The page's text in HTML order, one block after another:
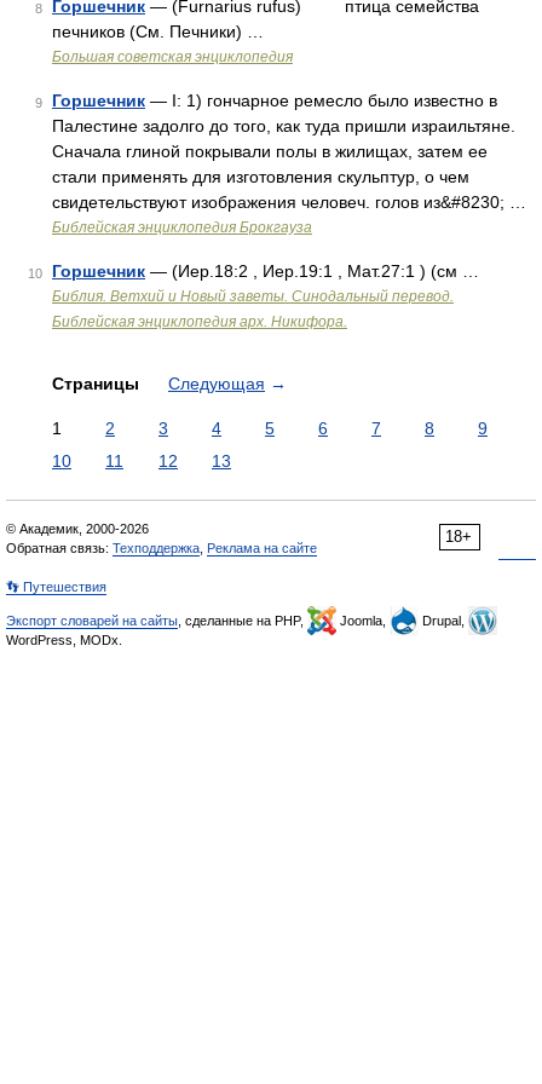
8 Горшечник — (Furnarius rufus) птица семейства
печников (См. Печники) …
Большая советская энциклопедия
9 Горшечник — I: 1) гончарное ремесло было известно в
Палестине задолго до того, как туда пришли израильтяне.
Сначала глиной покрывали полы в жилищах, затем ее
стали применять для изготовления скульптур, о чем
свидетельствуют изображения человеч. голов из&#8230; …
Библейская энциклопедия Брокгауза
10 Горшечник — (Иер.18:2 , Иер.19:1 , Мат.27:1 ) (см …
Библия. Ветхий и Новый заветы. Синодальный перевод.
Библейская энциклопедия арх. Никифора.
Страницы Следующая →
1 2 3 4 5 6 7 8
9
10
11 12 13
18+
© Академик, 2000-2026
Обратная связь: Техподдержка Реклама на сайте
👣 Путешествия
Экспорт словарей на сайты , сделанные на PHP, Joomla,
Drupal,
WordPress, MODx.